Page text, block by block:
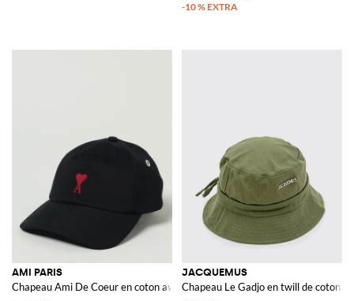
AMI PARIS
Chapeau Ami De Coeur en coton avec logo brodé
JACQUEMUS
Chapeau Le Gadjo en twill de coton